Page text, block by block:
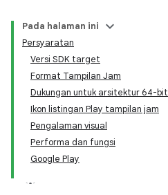
Pada halaman ini
Persyaratan
Versi SDK target
Format Tampilan Jam
Dukungan untuk arsitektur 64-bit
Ikon listingan Play tampilan jam
Pengalaman visual
Performa dan fungsi
Google Play